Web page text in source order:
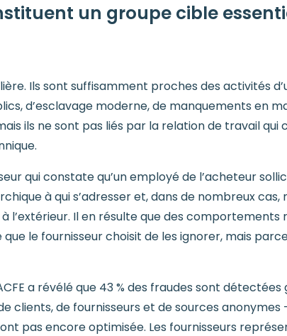
un groupe cible
Ils sont suffisamment proches des activités
d’esclavage moderne, de manquements en
ils ne sont pas liés par la relation de travail
qui constate qu’un employé de l’acheteur
à qui s’adresser et, dans de nombreux cas,
l’extérieur. Il en résulte que des
le fournisseur choisit de les ignorer, mais
a révélé que 43 % des fraudes sont
clients, de fournisseurs et de sources
pas encore optimisée. Les fournisseurs